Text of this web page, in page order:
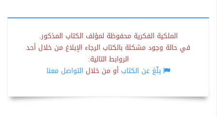
الملكية الفكرية محفوظة لمؤلف الكتاب المذكور.
في حالة وجود مشكلة بالكتاب الرجاء الإبلاغ من خلال أحد
الروابط التالية:
بلّغ عن الكتاب أو من خلال التواصل معنا